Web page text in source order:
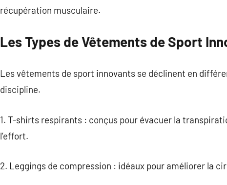
récupération musculaire.
Les Types de Vêtements de Sport
Les vêtements de sport innovants se déclinent en
discipline.
1. T-shirts respirants : conçus pour évacuer la
l’effort.
2. Leggings de compression : idéaux pour améliorer la